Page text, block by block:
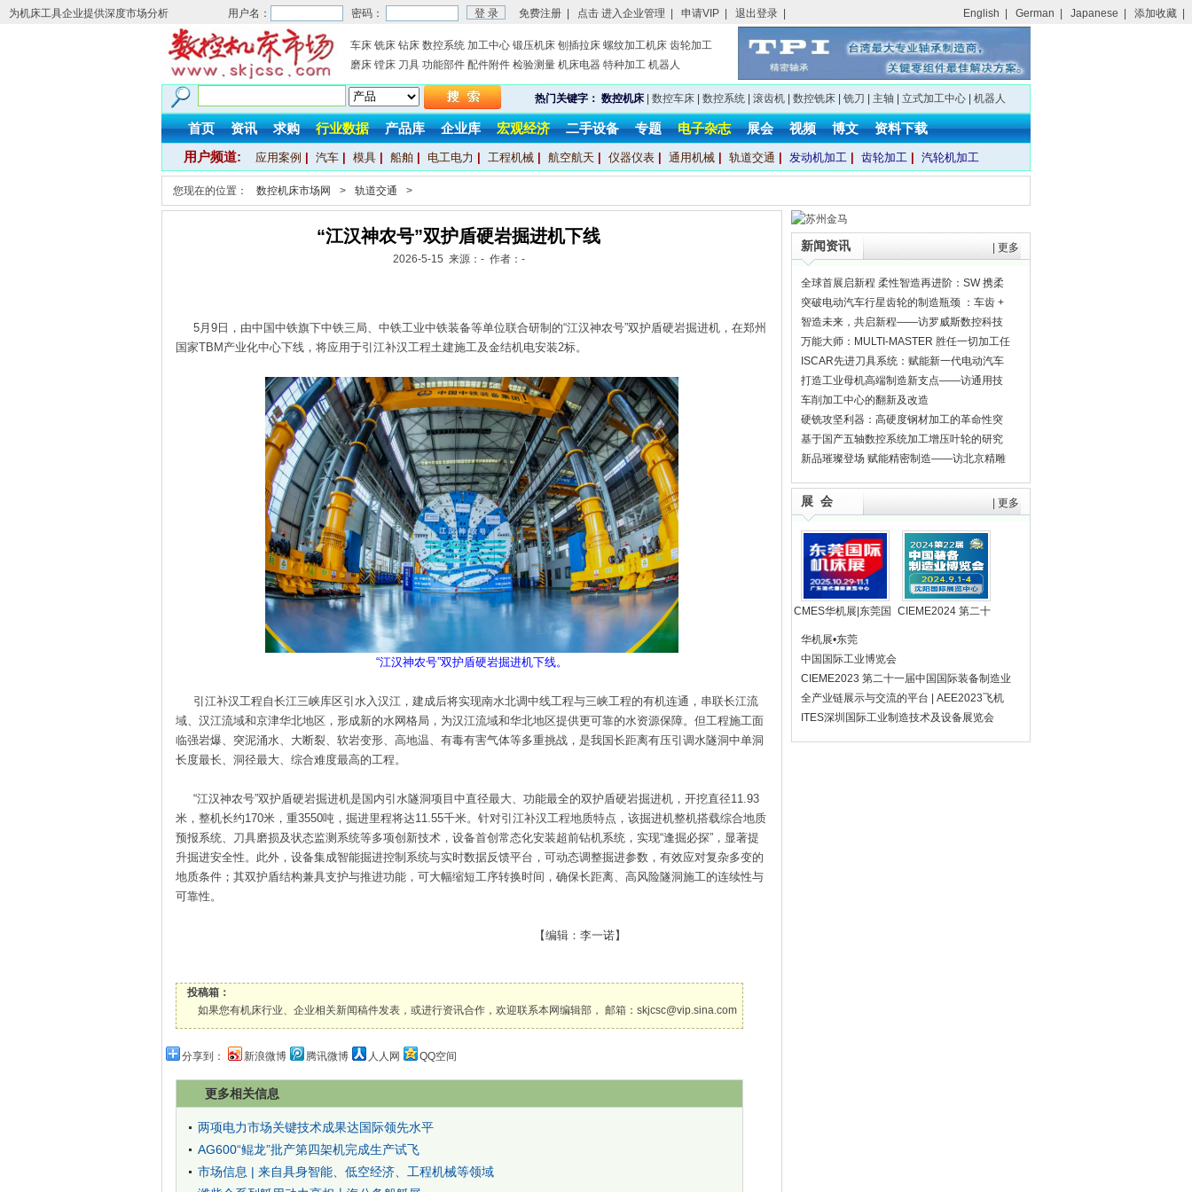
为机床工具企业提供深度市场分析 用户名： 密码： 免费注册 点击 进入企业管理 申请VIP 退出登录 English German Japanese 添加收藏
车床 铣床 钻床 数控系统 加工中心 锻压机床 刨插拉床 螺纹加工机床 齿轮加工
磨床 镗床 刀具 功能部件 配件附件 检验测量 机床电器 特种加工 机器人
热门关键字： 数控机床| 数控车床| 数控系统| 滚齿机| 数控铣床| 铣刀 主轴 立式加工中心| 机器人
首页 资讯 求购 行业数据 产品库 企业库 宏观经济 二手设备 专题 电子杂志 展会 视频 博文 资料下载
用户频道: 应用案例 汽车 模具 船舶 电工电力 工程机械 航空航天 仪器仪表 通用机械 轨道交通 发动机加工 齿轮加工 汽轮机加工
您现在的位置： 数控机床市场网 > 轨道交通 >
“江汉神农号”双护盾硬岩掘进机下线
2026-5-15 来源：- 作者：-
5月9日，由中国中铁旗下中铁三局、中铁工业中铁装备等单位联合研制的“江汉神农号”双护盾硬岩掘进机，在郑州
国家TBM产业化中心下线，将应用于引江补汉工程土建施工及金结机电安装2标。
“江汉神农号”双护盾硬岩掘进机下线。
引江补汉工程自长江三峡库区引水入汉江，建成后将实现南水北调中线工程与三峡工程的有机连通，串联长江流
域、汉江流域和京津华北地区，形成新的水网格局，为汉江流域和华北地区提供更可靠的水资源保障。但工程施工面
临强岩爆、突泥涌水、大断裂、软岩变形、高地温、有毒有害气体等多重挑战，是我国长距离有压引调水隧洞中单洞
长度最长、洞径最大、综合难度最高的工程。
“江汉神农号”双护盾硬岩掘进机是国内引水隧洞项目中直径最大、功能最全的双护盾硬岩掘进机，开挖直径11.93
米，整机长约170米，重3550吨，掘进里程将达11.55千米。针对引江补汉工程地质特点，该掘进机整机搭载综合地质
预报系统、刀具磨损及状态监测系统等多项创新技术，设备首创常态化安装超前钻机系统，实现“逢掘必探”，显著提
升掘进安全性。此外，设备集成智能掘进控制系统与实时数据反馈平台，可动态调整掘进参数，有效应对复杂多变的
地质条件；其双护盾结构兼具支护与推进功能，可大幅缩短工序转换时间，确保长距离、高风险隧洞施工的连续性与
可靠性。
【编辑：李一诺】
投稿箱：
如果您有机床行业、企业相关新闻稿件发表，或进行资讯合作，欢迎联系本网编辑部， 邮箱：skjcsc@vip.sina.com
分享到： 新浪微博 腾讯微博 人人网 QQ空间
更多相关信息
两项电力市场关键技术成果达国际领先水平
AG600“鲲龙”批产第四架机完成生产试飞
市场信息 | 来自具身智能、低空经济、工程机械等领域
新闻资讯 更多
全球首展启新程 柔性智造再进阶：SW 携柔
性智造新品亮相CCMT2026 赋能精密制造新
征程
突破电动汽车行星齿轮的制造瓶颈 ：车齿 +
滚齿，工艺融合实现高精度与高效率
智造未来，共启新程——访罗威斯数控科技
（常熟）有限公司总经理刘万山先生
万能大师：MULTI-MASTER 胜任一切加工任
务
ISCAR先进刀具系统：赋能新一代电动汽车
生产
打造工业母机高端制造新支点——访通用技
术集团总工程师、机床公司董事长周舟先生
车削加工中心的翻新及改造
硬铣攻坚利器：高硬度钢材加工的革命性突
破
基于国产五轴数控系统加工增压叶轮的研究
新品璀璨登场 赋能精密制造——访北京精雕
展 会 更多
CMES华机展|东莞国
CIEME2024 第二十
华机展•东莞
中国国际工业博览会
CIEME2023 第二十一届中国国际装备制造业
博览会
全产业链展示与交流的平台 | AEE2023飞机
工程展即刻报名参展！
ITES深圳国际工业制造技术及设备展览会